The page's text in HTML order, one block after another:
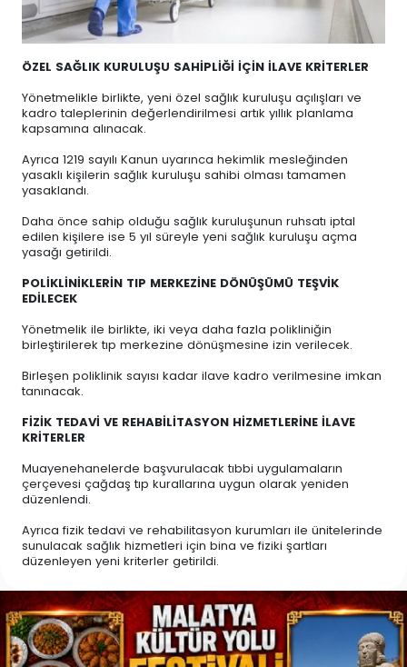
ÖZEL SAĞLIK KURULUŞU SAHİPLİĞİ İÇİN İLAVE KRİTERLER
Yönetmelikle birlikte, yeni özel sağlık kuruluşu açılışları ve
kadro taleplerinin değerlendirilmesi artık yıllık planlama
kapsamına alınacak.
Ayrıca 1219 sayılı Kanun uyarınca hekimlik mesleğinden
yasaklı kişilerin sağlık kuruluşu sahibi olması tamamen
yasaklandı.
Daha önce sahip olduğu sağlık kuruluşunun ruhsatı iptal
edilen kişilere ise 5 yıl süreyle yeni sağlık kuruluşu açma
yasağı getirildi.
POLİKLİNİKLERİN TIP MERKEZİNE DÖNÜŞÜMÜ TEŞVİK
EDİLECEK
Yönetmelik ile birlikte, iki veya daha fazla polikliniğin
birleştirilerek tıp merkezine dönüşmesine izin verilecek.
Birleşen poliklinik sayısı kadar ilave kadro verilmesine imkan
tanınacak.
FİZİK TEDAVİ VE REHABİLİTASYON HİZMETLERİNE İLAVE
KRİTERLER
Muayenehanelerde başvurulacak tıbbi uygulamaların
çerçevesi çağdaş tıp kurallarına uygun olarak yeniden
düzenlendi.
Ayrıca fizik tedavi ve rehabilitasyon kurumları ile ünitelerinde
sunulacak sağlık hizmetleri için bina ve fiziki şartları
düzenleyen yeni kriterler getirildi.